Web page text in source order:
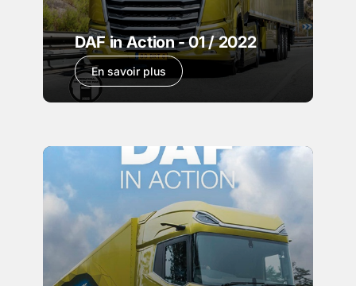
DAF in Action - 01 / 2022
En savoir plus